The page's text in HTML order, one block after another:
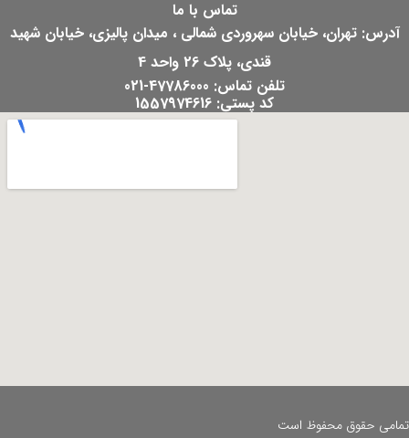
تماس با ما
آدرس: تهران، خیابان سهروردی شمالی ، میدان پالیزی، خیابان شهید
قندی، پلاک 26 واحد 4
تلفن تماس: 47786000-021
کد پستی: 1557974616
تمامی حقوق محفوظ است